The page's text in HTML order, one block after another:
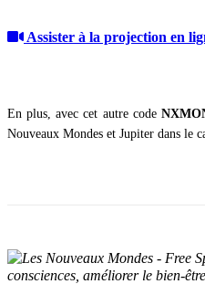
Assister à la projection en
En plus, avec cet autre code
Nouveaux Mondes et Jupiter dans le
consciences, améliorer le bien-